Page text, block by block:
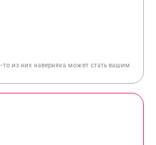
из них наверняка может стать вашим